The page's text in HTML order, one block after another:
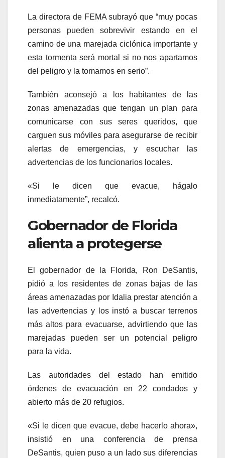
La directora de FEMA subrayó que “muy pocas
personas pueden sobrevivir estando en el
camino de una marejada ciclónica importante y
esta tormenta será mortal si no nos apartamos
del peligro y la tomamos en serio”.
También aconsejó a los habitantes de las
zonas amenazadas que tengan un plan para
comunicarse con sus seres queridos, que
carguen sus móviles para asegurarse de recibir
alertas de emergencias, y escuchar las
advertencias de los funcionarios locales.
«Si le dicen que evacue, hágalo
inmediatamente”, recalcó.
Gobernador de Florida
alienta a protegerse
El gobernador de la Florida, Ron DeSantis,
pidió a los residentes de zonas bajas de las
áreas amenazadas por Idalia prestar atención a
las advertencias y los instó a buscar terrenos
más altos para evacuarse, advirtiendo que las
marejadas pueden ser un potencial peligro
para la vida.
Las autoridades del estado han emitido
órdenes de evacuación en 22 condados y
abierto más de 20 refugios.
«Si le dicen que evacue, debe hacerlo ahora»,
insistió en una conferencia de prensa
DeSantis, quien puso a un lado sus diferencias